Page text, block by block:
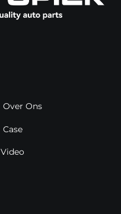
Over Ons
Case
Video